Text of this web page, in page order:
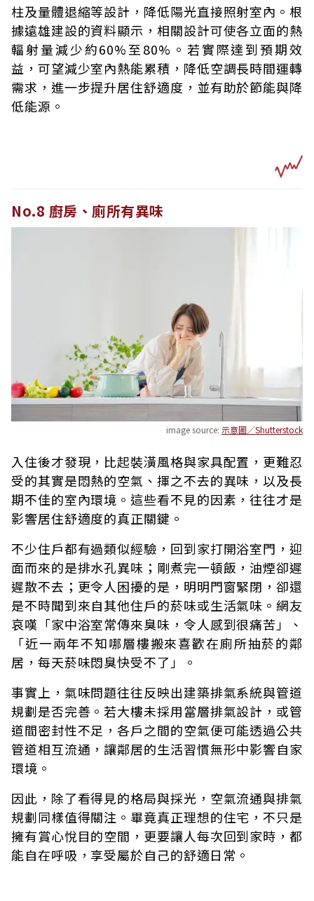
柱及量體退縮等設計，降低陽光直接照射室內。根
據遠雄建設的資料顯示，相關設計可使各立面的熱
輻射量減少約60%至80%。若實際達到預期效
益，可望減少室內熱能累積，降低空調長時間運轉
需求，進一步提升居住舒適度，並有助於節能與降
低能源。
No.8 廚房、廁所有異味
image source: 示意圖／Shutterstock
入住後才發現，比起裝潢風格與家具配置，更難忍
受的其實是悶熱的空氣、揮之不去的異味，以及長
期不佳的室內環境。這些看不見的因素，往往才是
影響居住舒適度的真正關鍵。
不少住戶都有過類似經驗，回到家打開浴室門，迎
面而來的是排水孔異味；剛煮完一頓飯，油煙卻遲
遲散不去；更令人困擾的是，明明門窗緊閉，卻還
是不時聞到來自其他住戶的菸味或生活氣味。網友
哀嘆「家中浴室常傳來臭味，令人感到很痛苦」、
「近一兩年不知哪層樓搬來喜歡在廁所抽菸的鄰
居，每天菸味悶臭快受不了」。
事實上，氣味問題往往反映出建築排氣系統與管道
規劃是否完善。若大樓未採用當層排氣設計，或管
道間密封性不足，各戶之間的空氣便可能透過公共
管道相互流通，讓鄰居的生活習慣無形中影響自家
環境。
因此，除了看得見的格局與採光，空氣流通與排氣
規劃同樣值得關注。畢竟真正理想的住宅，不只是
擁有賞心悅目的空間，更要讓人每次回到家時，都
能自在呼吸，享受屬於自己的舒適日常。